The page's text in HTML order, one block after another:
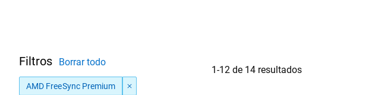
Filtros Borrar todo
AMD FreeSync Premium
1-12 de 14 resultados